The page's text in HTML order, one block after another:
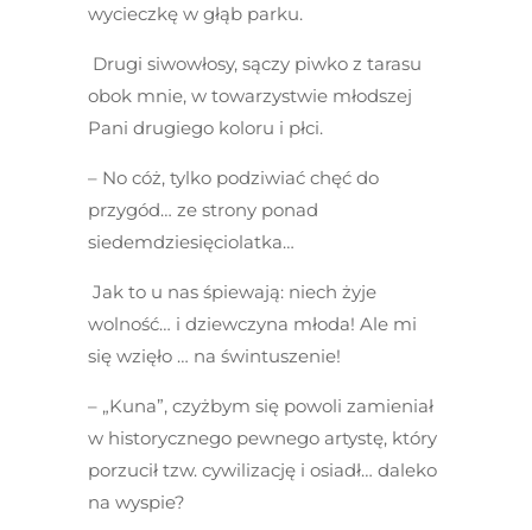
wycieczkę w głąb parku.
Drugi siwowłosy, sączy piwko z tarasu
obok mnie, w towarzystwie młodszej
Pani drugiego koloru i płci.
– No cóż, tylko podziwiać chęć do
przygód… ze strony ponad
siedemdziesięciolatka…
Jak to u nas śpiewają: niech żyje
wolność… i dziewczyna młoda! Ale mi
się wzięło … na świntuszenie!
– „Kuna”, czyżbym się powoli zamieniał
w historycznego pewnego artystę, który
porzucił tzw. cywilizację i osiadł… daleko
na wyspie?